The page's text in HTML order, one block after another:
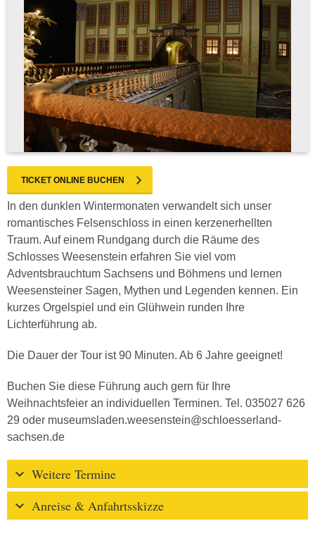
TICKET ONLINE BUCHEN
In den dunklen Wintermonaten verwandelt sich unser
romantisches Felsenschloss in einen kerzenerhellten
Traum. Auf einem Rundgang durch die Räume des
Schlosses Weesenstein erfahren Sie viel vom
Adventsbrauchtum Sachsens und Böhmens und lernen
Weesensteiner Sagen, Mythen und Legenden kennen. Ein
kurzes Orgelspiel und ein Glühwein runden Ihre
Lichterführung ab.
Die Dauer der Tour ist 90 Minuten. Ab 6 Jahre geeignet!
Buchen Sie diese Führung auch gern für Ihre
Weihnachtsfeier an individuellen Terminen. Tel. 035027 626
29 oder museumsladen.weesenstein@schloesserland-
sachsen.de
Weitere Termine
Anreise & Anfahrtsskizze